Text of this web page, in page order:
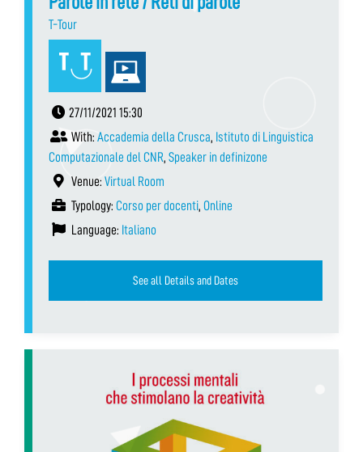
T-Tour
27/11/2021 15:30
With: Accademia della Crusca, Istituto di Linguistica
Computazionale del CNR, Speaker in definizone
Venue: Virtual Room
Typology: Corso per docenti, Online
Language: Italiano
See all Details and Dates